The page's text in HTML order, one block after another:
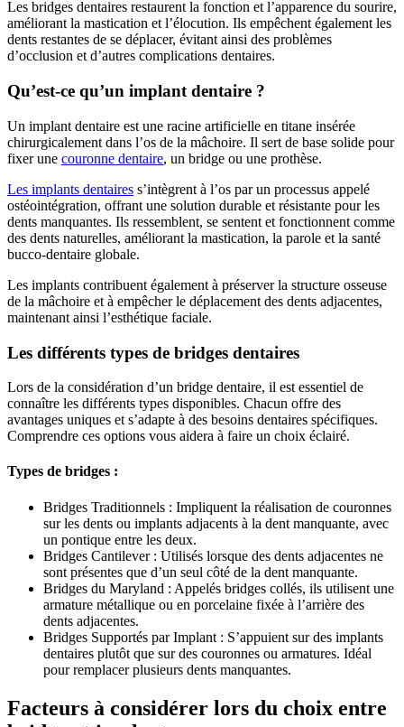
Les bridges dentaires restaurent la fonction et l’apparence du sourire,
améliorant la mastication et l’élocution. Ils empêchent également les
dents restantes de se déplacer, évitant ainsi des problèmes
d’occlusion et d’autres complications dentaires.
Qu’est-ce qu’un implant dentaire ?
Un implant dentaire est une racine artificielle en titane insérée
chirurgicalement dans l’os de la mâchoire. Il sert de base solide pour
fixer une couronne dentaire, un bridge ou une prothèse.
Les implants dentaires s’intègrent à l’os par un processus appelé
ostéointégration, offrant une solution durable et résistante pour les
dents manquantes. Ils ressemblent, se sentent et fonctionnent comme
des dents naturelles, améliorant la mastication, la parole et la santé
bucco-dentaire globale.
Les implants contribuent également à préserver la structure osseuse
de la mâchoire et à empêcher le déplacement des dents adjacentes,
maintenant ainsi l’esthétique faciale.
Les différents types de bridges dentaires
Lors de la considération d’un bridge dentaire, il est essentiel de
connaître les différents types disponibles. Chacun offre des
avantages uniques et s’adapte à des besoins dentaires spécifiques.
Comprendre ces options vous aidera à faire un choix éclairé.
Types de bridges :
Bridges Traditionnels : Impliquent la réalisation de couronnes
sur les dents ou implants adjacents à la dent manquante, avec
un pontique entre les deux.
Bridges Cantilever : Utilisés lorsque des dents adjacentes ne
sont présentes que d’un seul côté de la dent manquante.
Bridges du Maryland : Appelés bridges collés, ils utilisent une
armature métallique ou en porcelaine fixée à l’arrière des
dents adjacentes.
Bridges Supportés par Implant : S’appuient sur des implants
dentaires plutôt que sur des couronnes ou armatures. Idéal
pour remplacer plusieurs dents manquantes.
Facteurs à considérer lors du choix entre